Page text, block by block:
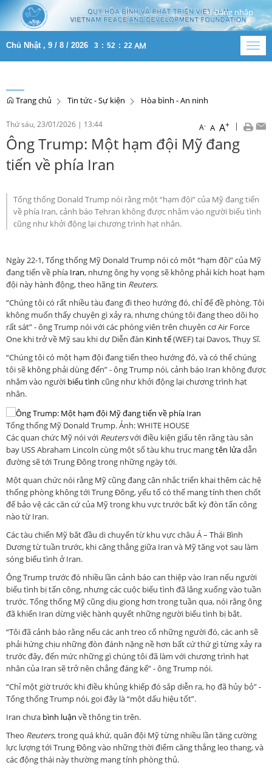
Đăng nhập
Chủ Nhật , 9 / 8 / 2026 3 : 52 : 23 AM
Trang chủ Tin tức - Sự kiện Hòa bình - An ninh
Thứ sáu, 23/01/2026 | 13:44 A- A A+ |
Ông Trump: Một hạm đội Mỹ đang
tiến về phía Iran
Tổng thống Donald Trump nói rằng một “hạm đội” của Mỹ đang tiến
về phía Iran, cảnh báo Tehran không được nhắm vào người biểu tình
cũng như khởi động lại chương trình hạt nhân.
Ngày 22-1, Tổng thống Mỹ Donald Trump nói có một “hạm đội” của Mỹ
đang tiến về phía Iran, nhưng ông hy vọng sẽ không phải kích hoạt hạm
đội này hành động, theo hãng tin Reuters.
“Chúng tôi có rất nhiều tàu đang đi theo hướng đó, chỉ để đề phòng. Tôi
không muốn thấy chuyện gì xảy ra, nhưng chúng tôi đang theo dõi họ
rất sát” - ông Trump nói với các phóng viên trên chuyên cơ Air Force
One khi trở về Mỹ sau khi dự Diễn đàn Kinh tế(WEF) tại Davos, Thụy Sĩ.
“Chúng tôi có một hạm đội đang tiến theo hướng đó, và có thể chúng
tôi sẽ không phải dùng đến” - ông Trump nói, cảnh báo Iran không được
nhắm vào người biểu tình cũng như khởi động lại chương trình hạt
nhân.
Tổng thống Mỹ Donald Trump. Ảnh: WHITE HOUSE
Các quan chức Mỹ nói với Reutersvới điều kiện giấu tên rằng tàu sân
bay USS Abraham Lincoln cùng một số tàu khu trục mangtên lửadẫn
đường sẽ tới Trung Đông trong những ngày tới.
Một quan chức nói rằng Mỹ cũng đang cân nhắc triển khai thêm các hệ
thống phòng không tới Trung Đông, yếu tố có thể mang tính then chốt
để bảo vệ các căn cứ của Mỹ trong khu vực trước bất kỳ đòn tấn công
nào từ Iran.
Các tàu chiến Mỹ bắt đầu di chuyển từ khu vực châu Á – Thái Bình
Dương từ tuần trước, khi căng thẳng giữa Iran và Mỹ tăng vọt sau làm
sóng biểu tình ở Iran.
Ông Trump trước đó nhiều lần cảnh báo can thiệp vào Iran nếu người
biểu tình bị tấn công, nhưng các cuộc biểu tình đã lắng xuống vào tuần
trước. Tổng thống Mỹ cũng dịu giọng hơn trong tuần qua, nói rằng ông
đã khiến Iran dừng việc hành quyết những người biểu tình bị bắt.
“Tôi đã cảnh báo rằng nếu các anh treo cổ những người đó, các anh sẽ
phải hứng chịu những đòn đánh nặng nề hơn bất cứ thứ gì từng xảy ra
trước đây, đến mức những gì chúng tôi đã làm với chương trình hạt
nhân của Iran sẽ trở nên chẳng đáng kể” - ông Trump nói.
“Chỉ một giờ trước khi điều khủng khiếp đó sắp diễn ra, họ đã hủy bỏ” -
Tổng thống Trump nói, gọi đây là “một dấu hiệu tốt”.
Iran chưa bình luận về thông tin trên.
Theo Reuters, trong quá khứ, quân đội Mỹ từng nhiều lần tăng cường
lực lượng tới Trung Đông vào những thời điểm căng thẳng leo thang, và
các động thái này thường mang tính phòng thủ.